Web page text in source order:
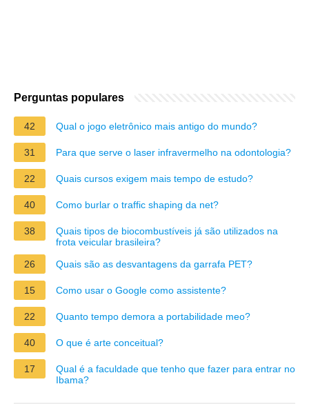
Perguntas populares
42 Qual o jogo eletrônico mais antigo do mundo?
31 Para que serve o laser infravermelho na odontologia?
22 Quais cursos exigem mais tempo de estudo?
40 Como burlar o traffic shaping da net?
38
Quais tipos de biocombustíveis já são utilizados na
frota veicular brasileira?
26
Quais são as desvantagens da garrafa PET?
15 Como usar o Google como assistente?
22 Quanto tempo demora a portabilidade meo?
40 O que é arte conceitual?
17
Qual é a faculdade que tenho que fazer para entrar no
Ibama?